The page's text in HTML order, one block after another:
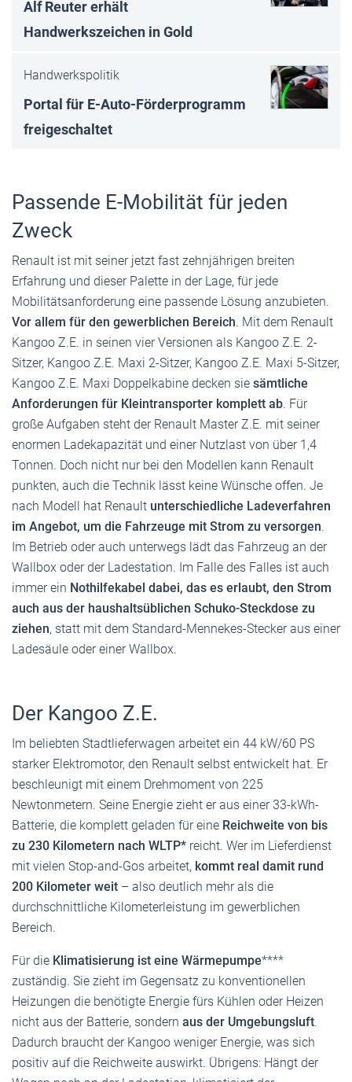
Alf Reuter erhält
Handwerkszeichen in Gold
Handwerkspolitik
Portal für E-Auto-Förderprogramm
freigeschaltet
Passende E-Mobilität für jeden
Zweck
Renault ist mit seiner jetzt fast zehnjährigen breiten
Erfahrung und dieser Palette in der Lage, für jede
Mobilitätsanforderung eine passende Lösung anzubieten.
Vor allem für den gewerblichen Bereich. Mit dem Renault
Kangoo Z.E. in seinen vier Versionen als Kangoo Z.E. 2-
Sitzer, Kangoo Z.E. Maxi 2-Sitzer, Kangoo Z.E. Maxi 5-Sitzer,
Kangoo Z.E. Maxi Doppelkabine decken sie sämtliche
Anforderungen für Kleintransporter komplett ab. Für
große Aufgaben steht der Renault Master Z.E. mit seiner
enormen Ladekapazität und einer Nutzlast von über 1,4
Tonnen. Doch nicht nur bei den Modellen kann Renault
punkten, auch die Technik lässt keine Wünsche offen. Je
nach Modell hat Renault unterschiedliche Ladeverfahren
im Angebot, um die Fahrzeuge mit Strom zu versorgen.
Im Betrieb oder auch unterwegs lädt das Fahrzeug an der
Wallbox oder der Ladestation. Im Falle des Falles ist auch
immer ein Nothilfekabel dabei, das es erlaubt, den Strom
auch aus der haushaltsüblichen Schuko-Steckdose zu
ziehen, statt mit dem Standard-Mennekes-Stecker aus einer
Ladesäule oder einer Wallbox.
Der Kangoo Z.E.
Im beliebten Stadtlieferwagen arbeitet ein 44 kW/60 PS
starker Elektromotor, den Renault selbst entwickelt hat. Er
beschleunigt mit einem Drehmoment von 225
Newtonmetern. Seine Energie zieht er aus einer 33-kWh-
Batterie, die komplett geladen für eine Reichweite von bis
zu 230 Kilometern nach WLTP* reicht. Wer im Lieferdienst
mit vielen Stop-and-Gos arbeitet, kommt real damit rund
200 Kilometer weit – also deutlich mehr als die
durchschnittliche Kilometerleistung im gewerblichen
Bereich.
Für die Klimatisierung ist eine Wärmepumpe****
zuständig. Sie zieht im Gegensatz zu konventionellen
Heizungen die benötigte Energie fürs Kühlen oder Heizen
nicht aus der Batterie, sondern aus der Umgebungsluft.
Dadurch braucht der Kangoo weniger Energie, was sich
positiv auf die Reichweite auswirkt. Übrigens: Hängt der